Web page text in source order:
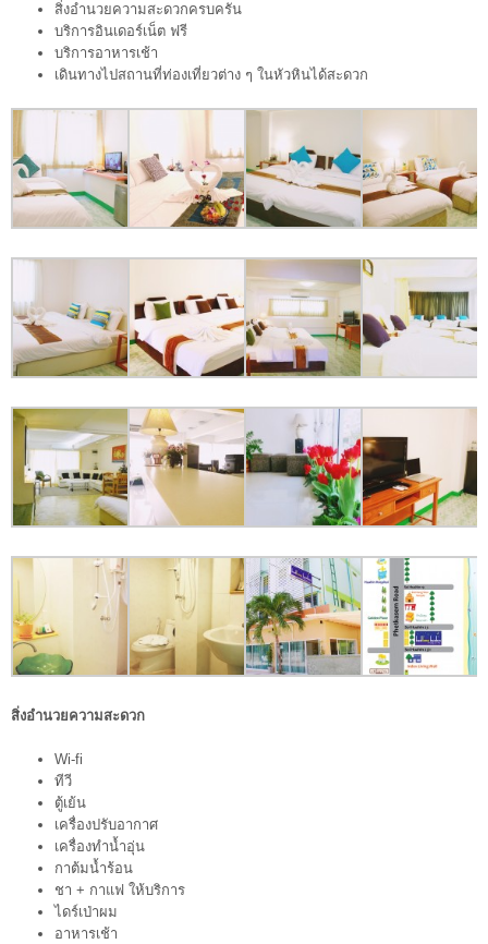
สิ่งอำนวยความสะดวกครบครัน
บริการอินเดอร์เน็ต ฟรี
บริการอาหารเช้า
เดินทางไปสถานที่ท่องเที่ยวต่าง ๆ ในหัวหินได้สะดวก
สิ่งอำนวยความสะดวก
Wi-fi
ทีวี
ตู้เย้น
เครื่องปรับอากาศ
เครื่องทำน้ำอุ่น
กาต้มน้ำร้อน
ชา + กาแฟ ให้บริการ
ไดร์เป่าผม
อาหารเช้า